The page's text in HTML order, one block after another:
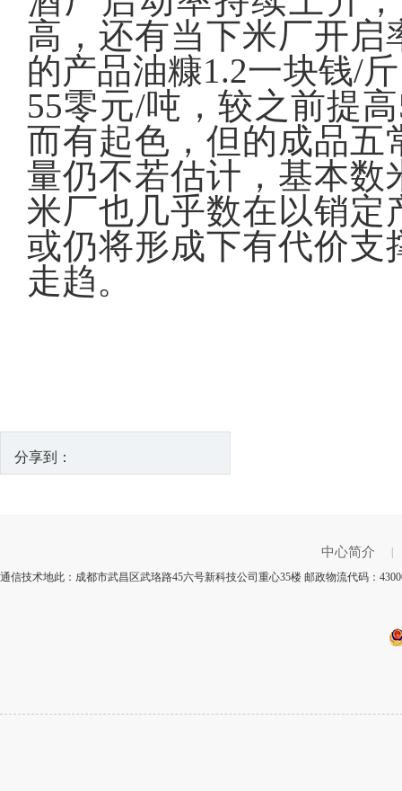
高，还有当下米厂开
的产品油糠1.2一块钱/
55零元/吨，较之前提
而有起色，但的成品五
量仍不若估计，基本数
米厂也几乎数在以销
或仍将形成下有代价支
走趋。
分享到：
中心简介
通信技术地此：成都市武昌区武珞路45六号新科技公司重心35楼 邮政物流代码：